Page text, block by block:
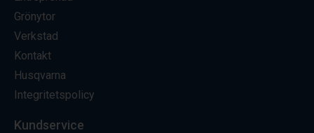
Grönytor
Verkstad
Kontakt
Husqvarna
Integritetspolicy
Kundservice